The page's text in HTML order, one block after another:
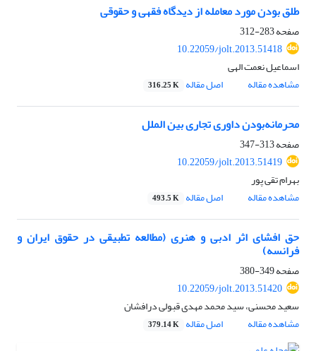
طلق بودن مورد معامله از دیدگاه فقهی و حقوقی
صفحه283-312
10.22059/jolt.2013.51418
اسماعیل نعمت الهی
مشاهده مقاله
اصل مقاله 316.25 K
محرمانه‌بودن داوری تجاری بین الملل
صفحه313-347
10.22059/jolt.2013.51419
بهرام تقی پور
مشاهده مقاله
اصل مقاله 493.5 K
حق افشای اثر ادبی و هنری (مطالعه تطبیقی در حقوق ایران و
فرانسه)
صفحه349-380
10.22059/jolt.2013.51420
سعید محسنی، سید محمد مهدی قبولی درافشان
مشاهده مقاله
اصل مقاله 379.14 K